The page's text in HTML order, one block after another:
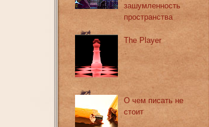
зашумленность
пространства
The Player
О чем писать не
стоит